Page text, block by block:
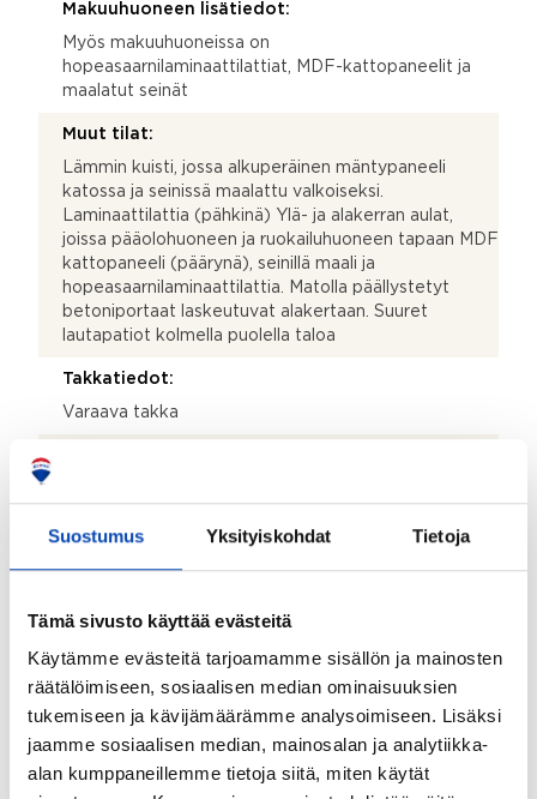
Suostumus Yksityiskohdat Tietoja
Tämä sivusto käyttää evästeitä
Käytämme evästeitä tarjoamamme sisällön ja mainosten
räätälöimiseen, sosiaalisen median ominaisuuksien
tukemiseen ja kävijämäärämme analysoimiseen. Lisäksi
jaamme sosiaalisen median, mainosalan ja analytiikka-
alan kumppaneillemme tietoja siitä, miten käytät
Makuuhuoneen lisätiedot:
Myös makuuhuoneissa on
hopeasaarnilaminaattilattiat, MDF-kattopaneelit ja
maalatut seinät
Muut tilat:
Lämmin kuisti, jossa alkuperäinen mäntypaneeli
katossa ja seinissä maalattu valkoiseksi.
Laminaattilattia (pähkinä) Ylä- ja alakerran aulat,
joissa pääolohuoneen ja ruokailuhuoneen tapaan MDF
kattopaneeli (päärynä), seinillä maali ja
hopeasaarnilaminaattilattia. Matolla päällystetyt
betoniportaat laskeutuvat alakertaan. Suuret
lautapatiot kolmella puolella taloa
Takkatiedot:
Varaava takka
Kohteen säilytystilat:
Kaapistot ja säilytyskomerot ullakolla
Kohteen yleiskunto:
Hyvä